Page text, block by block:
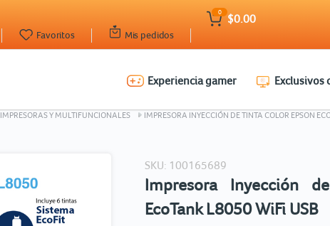
Mis pedidos
Favoritos
0
$0.00
Experiencia gamer Exclusivos
IMPRESORAS Y MULTIFUNCIONALES IMPRESORA INYECCIÓN DE TINTA COLOR EPSON
SKU: 100165689
Impresora Inyección
EcoTank L8050 WiFi USB
Ingresar Codigo Postal